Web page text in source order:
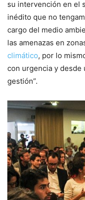
su intervención en el
inédito que no
cargo del medio
las amenazas en
climático, por lo
con urgencia y desde
gestión”.